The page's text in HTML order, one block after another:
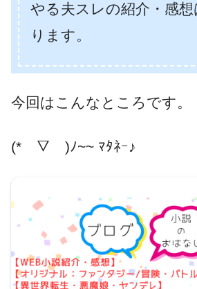
やる夫スレの紹介・感
ります。
今回はこんなところです。
(*￣▽￣)ﾉ~~ ﾏﾀﾈｰ♪